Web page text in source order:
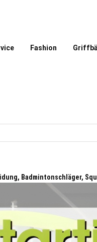
Fashion
Badmintonschläger,